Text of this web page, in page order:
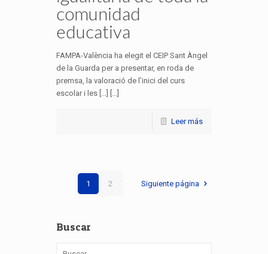
comunidad
educativa
FAMPA-València ha elegit el CEIP Sant Àngel
de la Guarda per a presentar, en roda de
premsa, la valoració de l’inici del curs
escolar i les […] [...]
Leer más
1 2 Siguiente página
Buscar